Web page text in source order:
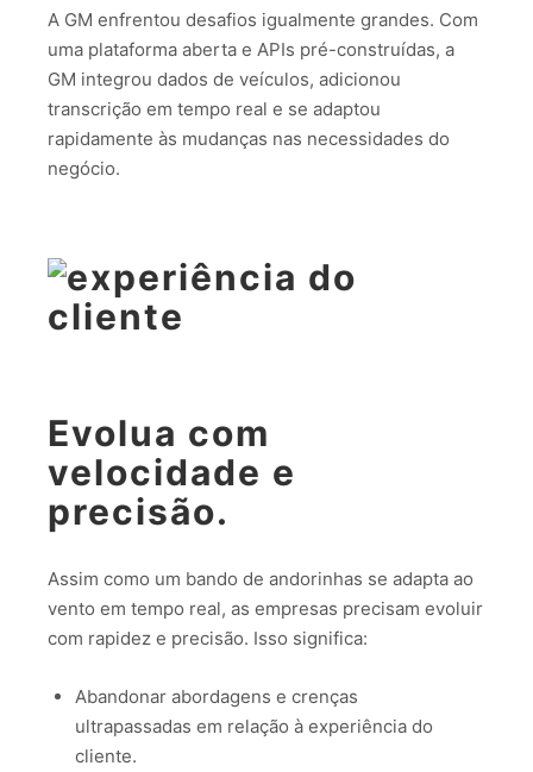
A GM enfrentou desafios igualmente grandes. Com
uma plataforma aberta e APIs pré-construídas, a
GM integrou dados de veículos, adicionou
transcrição em tempo real e se adaptou
rapidamente às mudanças nas necessidades do
negócio.
Evolua com
velocidade e
precisão.
Assim como um bando de andorinhas se adapta ao
vento em tempo real, as empresas precisam evoluir
com rapidez e precisão. Isso significa:
Abandonar abordagens e crenças
ultrapassadas em relação à experiência do
cliente.